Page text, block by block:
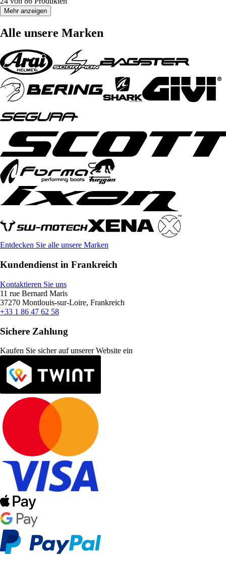
Mehr anzeigen
Alle unsere Marken
Entdecken Sie alle unsere Marken
Kundendienst in Frankreich
Kontaktieren Sie uns
11 rue Bernard Maris
37270 Montlouis-sur-Loire, Frankreich
+33 1 86 47 62 58
Sichere Zahlung
Kaufen Sie sicher auf unserer Website ein